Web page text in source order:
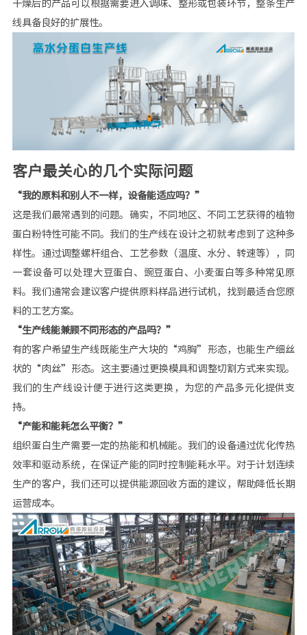
干燥后的产品可以根据需要进入调味、整形或包装环节，整条生产
线具备良好的扩展性。
客户最关心的几个实际问题
“我的原料和别人不一样，设备能适应吗？”
这是我们最常遇到的问题。确实，不同地区、不同工艺获得的植物
蛋白粉特性可能不同。我们的生产线在设计之初就考虑到了这种多
样性。通过调整螺杆组合、工艺参数（温度、水分、转速等），同
一套设备可以处理大豆蛋白、豌豆蛋白、小麦蛋白等多种常见原
料。我们通常会建议客户提供原料样品进行试机，找到最适合您原
料的工艺方案。
“生产线能兼顾不同形态的产品吗？”
有的客户希望生产线既能生产大块的“鸡胸”形态，也能生产细丝
状的“肉丝”形态。这主要通过更换模具和调整切割方式来实现。
我们的生产线设计便于进行这类更换，为您的产品多元化提供支
持。
“产能和能耗怎么平衡？”
组织蛋白生产需要一定的热能和机械能。我们的设备通过优化传热
效率和驱动系统，在保证产能的同时控制能耗水平。对于计划连续
生产的客户，我们还可以提供能源回收方面的建议，帮助降低长期
运营成本。